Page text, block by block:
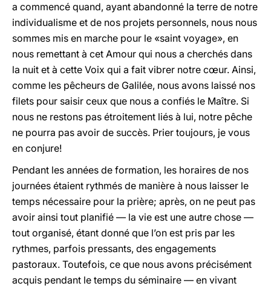
a commencé quand, ayant abandonné la terre de notre
individualisme et de nos projets personnels, nous nous
sommes mis en marche pour le «saint voyage», en
nous remettant à cet Amour qui nous a cherchés dans
la nuit et à cette Voix qui a fait vibrer notre cœur. Ainsi,
comme les pêcheurs de Galilée, nous avons laissé nos
filets pour saisir ceux que nous a confiés le Maître. Si
nous ne restons pas étroitement liés à lui, notre pêche
ne pourra pas avoir de succès. Prier toujours, je vous
en conjure!
Pendant les années de formation, les horaires de nos
journées étaient rythmés de manière à nous laisser le
temps nécessaire pour la prière; après, on ne peut pas
avoir ainsi tout planifié — la vie est une autre chose —
tout organisé, étant donné que l’on est pris par les
rythmes, parfois pressants, des engagements
pastoraux. Toutefois, ce que nous avons précisément
acquis pendant le temps du séminaire — en vivant